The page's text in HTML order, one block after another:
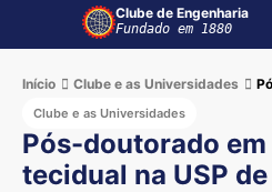
Clube de Engenharia
Fundado em 1880
Início Clube e as Universidades
Clube e as Universidades
Pós-doutorado
tecidual na USP